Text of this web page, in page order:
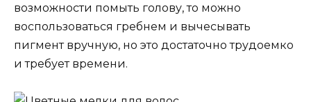
возможности помыть голову, то можно
воспользоваться гребнем и вычесывать
пигмент вручную, но это достаточно трудоемко
и требует времени.